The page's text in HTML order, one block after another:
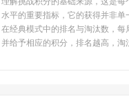
水平的重要指标，它的获得并非
在经典模式中的排名与淘汰数，
并给予相应的积分，排名越高，